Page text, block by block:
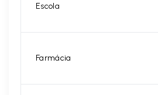
Escola
Farmácia